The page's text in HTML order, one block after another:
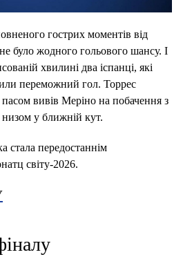
гострих моментів від
було жодного гольового шансу. І
хвилині два іспанці, які
переможний гол. Торрес
вивів Меріно на побачення з
низом у ближній кут.
стала передостаннім
світу-2026.